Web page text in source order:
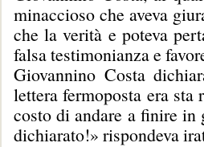
minaccioso che aveva
che la verità e poteva
falsa testimonianza e
Giovannino Costa
lettera fermoposta era
costo di andare a finire in
dichiarato!» rispondeva